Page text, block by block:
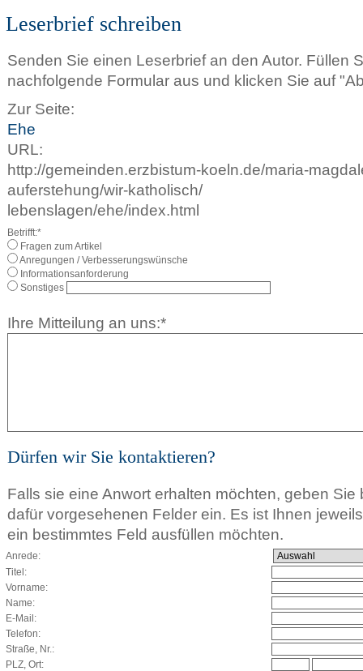
Leserbrief schreiben
Senden Sie einen Leserbrief an den Autor. Füllen
nachfolgende Formular aus und klicken Sie auf
Zur Seite:
Ehe
URL:
http://gemeinden.erzbistum-koeln.de/maria-
auferstehung/wir-katholisch/
lebenslagen/ehe/index.html
Betrifft:*
Fragen zum Artikel
Anregungen / Verbesserungswünsche
Informationsanforderung
Sonstiges
Ihre Mitteilung an uns:*
Dürfen wir Sie kontaktieren?
Falls sie eine Anwort erhalten möchten, geben Sie
dafür vorgesehenen Felder ein. Es ist Ihnen
ein bestimmtes Feld ausfüllen möchten.
Anrede:
Titel:
Vorname:
Name:
E-Mail:
Telefon:
Straße, Nr.:
PLZ, Ort: